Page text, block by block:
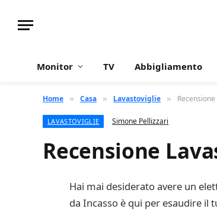
Monitor TV Abbigliamento
Home » Casa » Lavastoviglie »
LAVASTOVIGLIE Simone Pellizzari
Recensione
Hai mai desiderato avere un
da Incasso è qui per esaudire il